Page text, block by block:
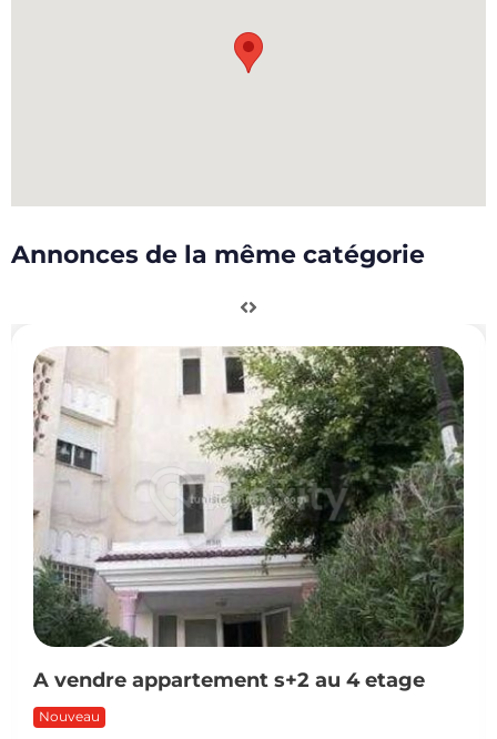
Annonces de la même catégorie
A vendre appartement s+2 au 4 etage
Nouveau